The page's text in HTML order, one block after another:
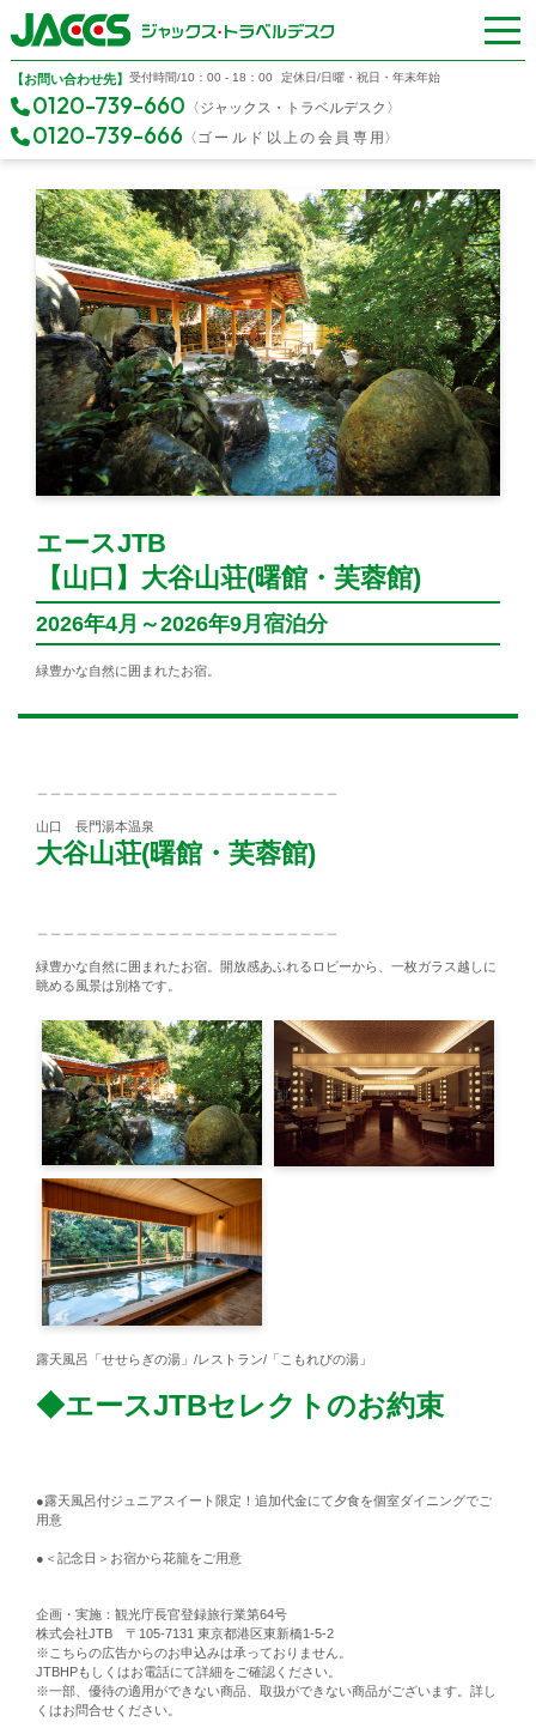
【お問い合わせ先】 受付時間/10：00 - 18：00 定休日/日曜・祝日・年末年始
0120-739-660 〈ジャックス・トラベルデスク〉
0120-739-666〈 ゴールド以上の会員専 用〉
エースJTB
【山口】大谷山荘(曙館・芙蓉館)
2026年4月～2026年9月宿泊分
緑豊かな自然に囲まれたお宿。
山口 長門湯本温泉
大谷山荘(曙館・芙蓉館)
緑豊かな自然に囲まれたお宿。開放感あふれるロビーから、一枚ガラス越しに
眺める風景は別格です。
露天風呂「せせらぎの湯」/レストラン/「こもれびの湯」
◆エースJTBセレクトのお約束
●露天風呂付ジュニアスイート限定！追加代金にて夕食を個室ダイニングでご
用意
●＜記念日＞お宿から花籠をご用意
企画・実施：観光庁長官登録旅行業第64号
株式会社JTB 〒105-7131 東京都港区東新橋1-5-2
※こちらの広告からのお申込みは承っておりません。
JTBHPもしくはお電話にて詳細をご確認ください。
※一部、優待の適用ができない商品、取扱ができない商品がございます。詳し
くはお問合せください。